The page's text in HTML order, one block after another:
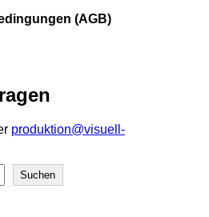
(AGB)
produktion@visuell-
Suchen